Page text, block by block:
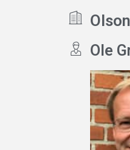
Ole